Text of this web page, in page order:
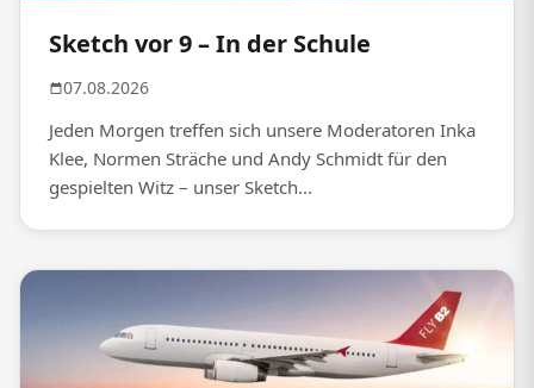
Sketch vor 9 – In der Schule
07.08.2026
Jeden Morgen treffen sich unsere Moderatoren Inka
Klee, Normen Sträche und Andy Schmidt für den
gespielten Witz – unser Sketch...